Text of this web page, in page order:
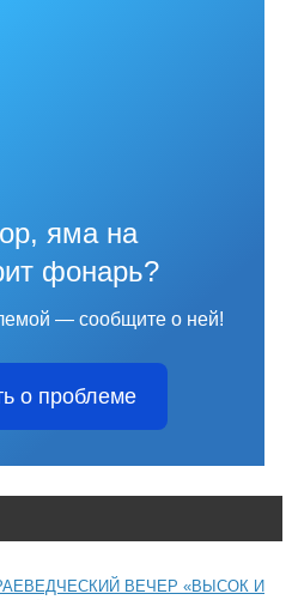
яма на
фонарь?
— сообщите о ней!
о проблеме
ВЕЧЕР «ВЫСОК И